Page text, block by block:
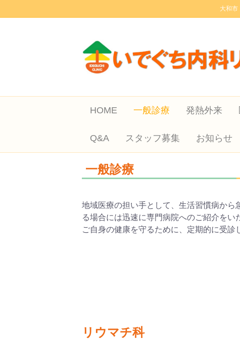
大和
HOME 一般診療 発熱外来
Q&A スタッフ募集 お知らせ
一般診療
地域医療の担い手として、生活習慣病か
る場合には迅速に専門病院へのご紹介をい
ご自身の健康を守るために、定期的に受診
リウマチ科